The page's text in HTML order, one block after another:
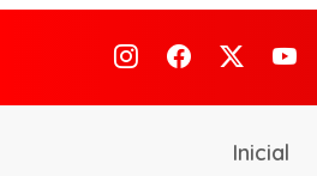
Inicial